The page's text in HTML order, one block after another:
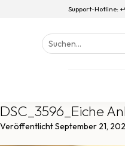
Support-Hotline:
Suchen
nach:
DSC_3596_Eiche
VeröffentlichtSeptember 21,